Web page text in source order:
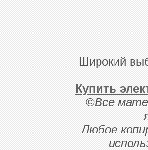
Широкий
Купить
©Все
Любое